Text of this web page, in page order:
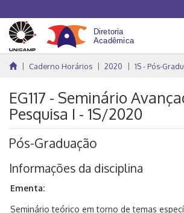
Caderno Horários 2020 1S - Pós-
EG117 - Seminário
Pesquisa I - 1S/2020
Pós-Graduação
Informações da disciplina
Ementa:
Seminário teórico em torno de temas